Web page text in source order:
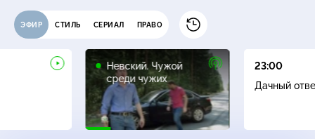
ЭФИР СТИЛЬ СЕРИАЛ ПРАВО
Невский. Чужой
среди чужих
16+
23:00
Дачный